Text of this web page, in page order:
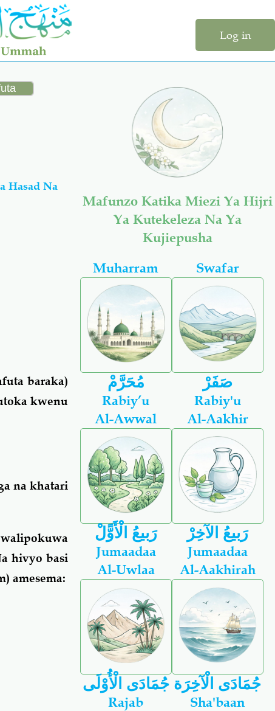
Log in
Hasad Na
baraka)
kwenu
na khatari
hivyo basi
amesema:
Mafunzo Katika Miezi Ya Hijri
Ya Kutekeleza Na Ya
Kujiepusha
Muharram
مُحَرَّمْ
Swafar
صَفَرْ
Rabiy’u
Al-Awwal
رَبيعُ الْأَوًّلْ
Rabiy'u
Al-Aakhir
رَبيعُ الآخِرْ
Jumaadaa
Al-Uwlaa
جُمَادَى الْأُوْلَى
Jumaadaa
Al-Aakhirah
جُمَادَى الْآخِرَة
Rajab Sha'baan